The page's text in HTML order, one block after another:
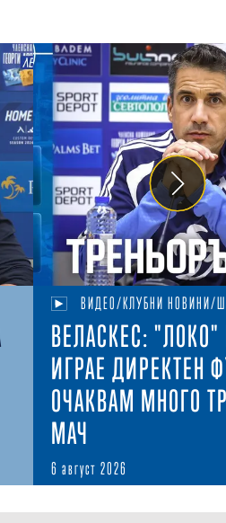
ВИДЕО/КЛУБНИ НОВИНИ/
ВЕЛАСКЕС:
ИГРАЕ ДИРЕКТЕН
ОЧАКВАМ МНОГО
МАЧ
6 август 2026